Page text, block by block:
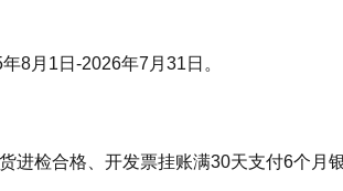
8月1日-2026年7月31日。
进检合格、开发票挂账满30天支付6个月银